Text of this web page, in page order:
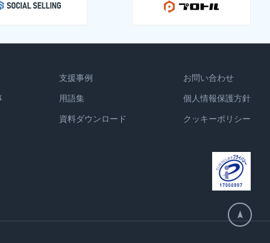
支援事例
用語集
資料ダウンロード
お問い合わせ
個人情報保護方針
クッキーポリシー